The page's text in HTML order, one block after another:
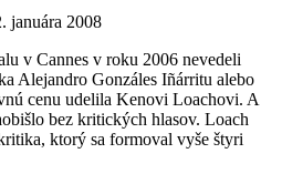
januára 2008
v Cannes v roku 2006 nevedeli
Alejandro Gonzáles Iñárritu alebo
cenu udelila Kenovi Loachovi. A
bez kritických hlasov. Loach
ktorý sa formoval vyše štyri